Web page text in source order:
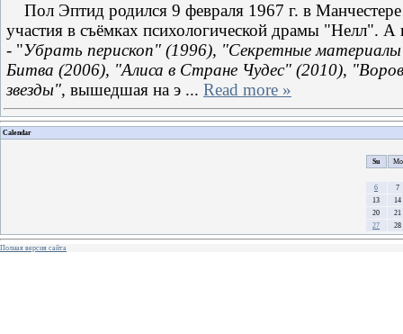
Пол Эптид родился 9 февраля 1967 г. в Манчестере
участия в съёмках психологической драмы "Нелл".
- "Убрать перископ" (1996), "Секретные
Битва (2006), "Алиса в Стране Чудес" (2010),
звезды", вышедшая на э ... Read more »
Calendar
Su Mo
6
7
13
14
20
21
27
28
Полная версия сайта